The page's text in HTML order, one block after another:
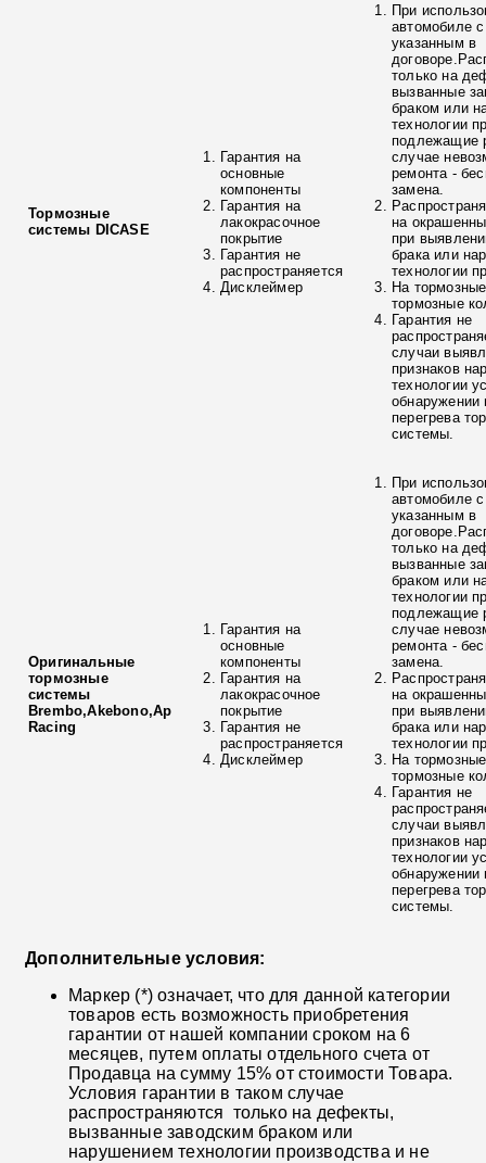
Тормозные
системы DICASE
Гарантия на
основные
компоненты
Гарантия на
лакокрасочное
покрытие
Гарантия не
распространяется
Дисклеймер
При
автомобиле
указанным в
только на
вызванные
браком или
технологии
подлежащие
случае
ремонта -
замена.
на
при
брака или
технологии
На
тормозные
Гарантия не
случаи
признаков
технологии
обнаружении
перегрева
системы.
Оригинальные
тормозные
системы
Brembo,Akebono,Ap
Racing
Гарантия на
основные
компоненты
Гарантия на
лакокрасочное
покрытие
Гарантия не
распространяется
Дисклеймер
При
автомобиле
указанным в
только на
вызванные
браком или
технологии
подлежащие
случае
ремонта -
замена.
на
при
брака или
технологии
На
тормозные
Гарантия не
случаи
признаков
технологии
обнаружении
перегрева
системы.
Дополнительные условия:
Маркер (*) означает, что для данной категории
товаров есть возможность приобретения
гарантии от нашей компании сроком на 6
месяцев, путем оплаты отдельного счета от
Продавца на сумму 15% от стоимости Товара.
Условия гарантии в таком случае
распространяются только на дефекты,
вызванные заводским браком или
нарушением технологии производства и не